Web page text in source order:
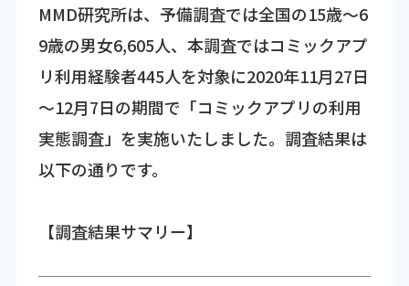
MMD研究所は、予備調査では全国の15歳～6
9歳の男女6,605人、本調査ではコミックアプ
リ利用経験者445人を対象に2020年11月27日
～12月7日の期間で「コミックアプリの利用
実態調査」を実施いたしました。調査結果は
以下の通りです。
【調査結果サマリー】